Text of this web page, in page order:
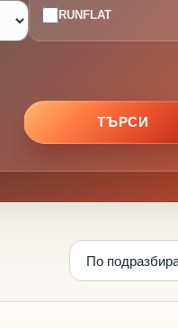
RUNFLAT
ТЪРСИ